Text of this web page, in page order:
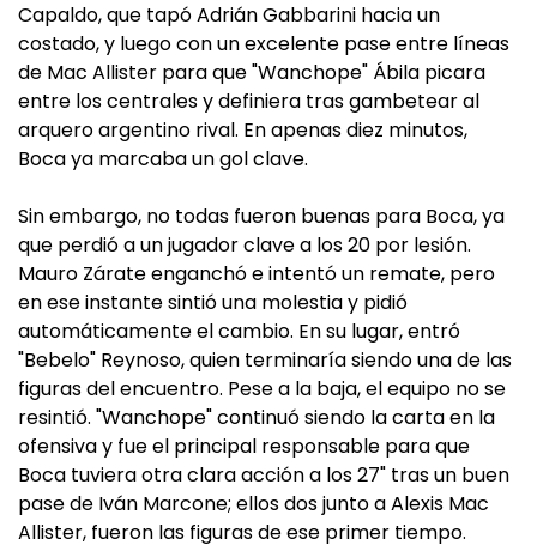
Capaldo, que tapó Adrián Gabbarini hacia un
costado, y luego con un excelente pase entre líneas
de Mac Allister para que "Wanchope" Ábila picara
entre los centrales y definiera tras gambetear al
arquero argentino rival. En apenas diez minutos,
Boca ya marcaba un gol clave.
Sin embargo, no todas fueron buenas para Boca, ya
que perdió a un jugador clave a los 20 por lesión.
Mauro Zárate enganchó e intentó un remate, pero
en ese instante sintió una molestia y pidió
automáticamente el cambio. En su lugar, entró
"Bebelo" Reynoso, quien terminaría siendo una de las
figuras del encuentro. Pese a la baja, el equipo no se
resintió. "Wanchope" continuó siendo la carta en la
ofensiva y fue el principal responsable para que
Boca tuviera otra clara acción a los 27" tras un buen
pase de Iván Marcone; ellos dos junto a Alexis Mac
Allister, fueron las figuras de ese primer tiempo.